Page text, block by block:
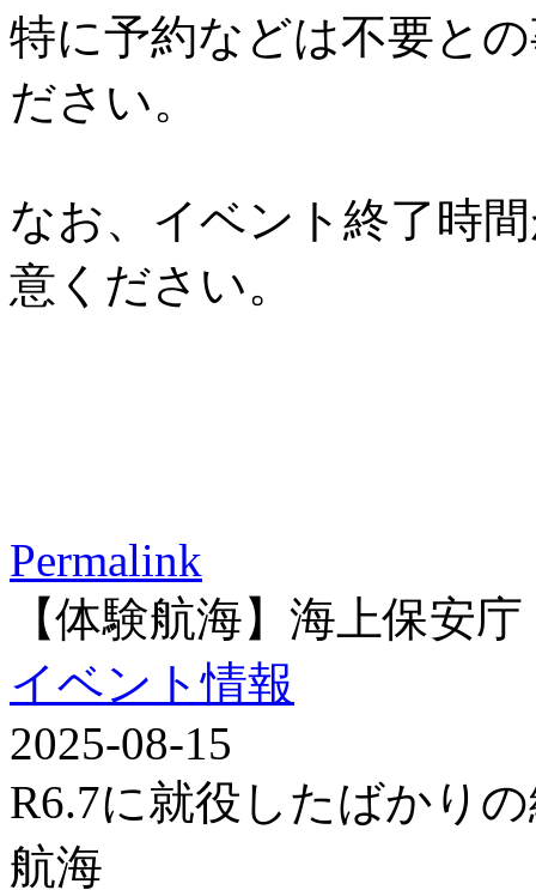
特に予約などは不要と
ださい。
なお、イベント終了時
意ください。
Permalink
【体験航海】海上保安
イベント情報
2025-08-15
R6.7に就役したばかり
航海